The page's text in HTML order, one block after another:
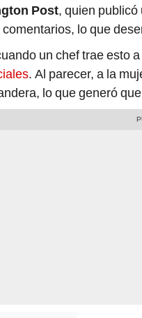
Post, quien
lo que
un chef trae esto
. Al parecer, a la
lo que generó